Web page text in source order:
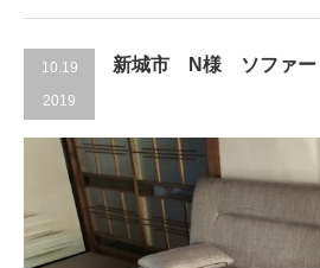
10.19
2019
新城市 N様 ソファー